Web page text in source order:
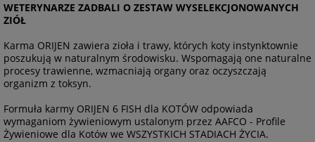
WETERYNARZE ZADBALI O ZESTAW WYSELEKCJONOWANYCH
ZIÓŁ
Karma ORIJEN zawiera zioła i trawy, których koty instynktownie
poszukują w naturalnym środowisku. Wspomagają one naturalne
procesy trawienne, wzmacniają organy oraz oczyszczają
organizm z toksyn.
Formuła karmy ORIJEN 6 FISH dla KOTÓW odpowiada
wymaganiom żywieniowym ustalonym przez AAFCO - Profile
Żywieniowe dla Kotów we WSZYSTKICH STADIACH ŻYCIA.